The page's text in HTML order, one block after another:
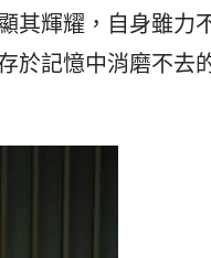
其輝耀，自身雖力
於記憶中消磨不去